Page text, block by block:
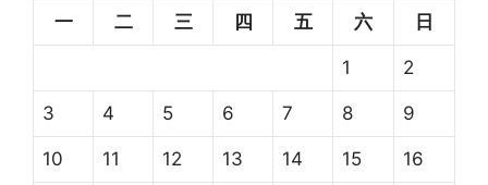
一
二 三 四 五 六 日
1 2
3 4 5 6 7 8 9
10 11 12 13 14 15 16